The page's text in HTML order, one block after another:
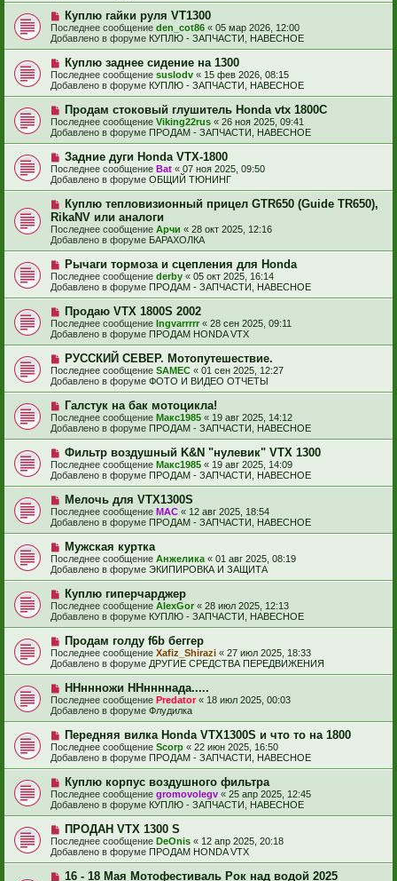
е
и
е
с
о
б
щ
е
и
е
Н
о
в
е
с
о
о
б
щ
е
н
и
е
Куплю гайки руля VT1300
Последнее сообщение den_cot86 « 05 мар 2026, 12:00
Добавлено в форуме КУПЛЮ - ЗАПЧАСТИ, НАВЕСНОЕ
Н
о
в
е
с
о
о
б
щ
е
н
и
е
Куплю заднее сидение на 1300
Последнее сообщение suslodv « 15 фев 2026, 08:15
Добавлено в форуме КУПЛЮ - ЗАПЧАСТИ, НАВЕСНОЕ
Н
о
в
е
с
о
о
б
щ
е
и
е
Продам стоковый глушитель Honda vtx 1800C
Последнее сообщение Viking22rus « 26 ноя 2025, 09:41
Добавлено в форуме ПРОДАМ - ЗАПЧАСТИ, НАВЕСНОЕ
Н
о
в
е
с
о
о
б
щ
е
и
е
Задние дуги Honda VTX-1800
Последнее сообщение Bat « 07 ноя 2025, 09:50
Добавлено в форуме ОБЩИЙ ТЮНИНГ
Н
о
в
о
е
с
о
б
щ
е
и
е
Куплю тепловизионный прицел GTR650 (Guide TR650),
RikaNV или аналоги
Последнее сообщение Арчи « 28 окт 2025, 12:16
Добавлено в форуме БАРАХОЛКА
Н
о
в
е
с
о
о
б
щ
е
н
и
е
Рычаги тормоза и сцепления для Honda
Последнее сообщение derby « 05 окт 2025, 16:14
Добавлено в форуме ПРОДАМ - ЗАПЧАСТИ, НАВЕСНОЕ
Н
о
в
е
с
о
о
б
щ
е
н
и
е
Продаю VTX 1800S 2002
Последнее сообщение Ingvarrrrr « 28 сен 2025, 09:11
Добавлено в форуме ПРОДАМ HONDA VTX
Н
о
в
е
с
о
о
б
щ
е
н
и
е
РУССКИЙ СЕВЕР. Мотопутешествие.
Последнее сообщение SAMEC « 01 сен 2025, 12:27
Добавлено в форуме ФОТО И ВИДЕО ОТЧЕТЫ
Н
о
в
с
о
о
б
щ
е
н
и
е
Галстук на бак мотоцикла!
Последнее сообщение Макс1985 « 19 авг 2025, 14:12
Добавлено в форуме ПРОДАМ - ЗАПЧАСТИ, НАВЕСНОЕ
Н
о
в
е
с
о
о
б
щ
е
н
и
е
Фильтр воздушный K&N "нулевик" VTX 1300
Последнее сообщение Макс1985 « 19 авг 2025, 14:09
Добавлено в форуме ПРОДАМ - ЗАПЧАСТИ, НАВЕСНОЕ
Н
о
в
е
с
о
о
б
щ
е
н
и
е
Мелочь для VTX1300S
Последнее сообщение МАС « 12 авг 2025, 18:54
Добавлено в форуме ПРОДАМ - ЗАПЧАСТИ, НАВЕСНОЕ
Н
о
в
е
с
о
о
б
щ
е
н
и
е
Мужская куртка
Последнее сообщение Анжелика « 01 авг 2025, 08:19
Добавлено в форуме ЭКИПИРОВКА И ЗАЩИТА
Н
о
в
е
с
о
о
б
щ
е
н
и
е
Куплю гиперчарджер
Последнее сообщение AlexGor « 28 июл 2025, 12:13
Добавлено в форуме КУПЛЮ - ЗАПЧАСТИ, НАВЕСНОЕ
Н
о
в
е
с
о
о
б
щ
е
н
и
е
Продам голду f6b беггер
Последнее сообщение Xafiz_Shirazi « 27 июл 2025, 18:33
Добавлено в форуме ДРУГИЕ СРЕДСТВА ПЕРЕДВИЖЕНИЯ
Н
о
в
е
с
о
о
б
щ
е
н
и
е
ННннножи ННннннада.....
Последнее сообщение Predator« 18 июл 2025, 00:03
Добавлено в форуме Флудилка
Н
о
в
е
с
о
о
б
щ
е
н
и
е
Передняя вилка Honda VTX1300S и что то на 1800
Последнее сообщение Scorp « 22 июн 2025, 16:50
Добавлено в форуме ПРОДАМ - ЗАПЧАСТИ, НАВЕСНОЕ
Н
о
в
е
с
о
о
б
щ
Куплю корпус воздушного фильтра
Последнее сообщение gromovolegv « 25 апр 2025, 12:45
Добавлено в форуме КУПЛЮ - ЗАПЧАСТИ, НАВЕСНОЕ
Н
о
в
ПРОДАН VTX 1300 S
Последнее сообщение DeOnis « 12 апр 2025, 20:18
Добавлено в форуме ПРОДАМ HONDA VTX
Н
16 - 18 Мая Мотофестиваль Рок над водой 2025